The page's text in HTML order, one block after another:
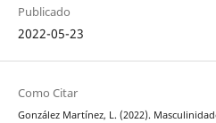
Publicado
2022-05-23
Como Citar
González Martínez, L. (2022).